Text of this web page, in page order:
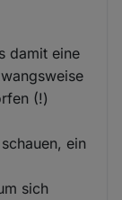
damit eine
(!)
ein
sich